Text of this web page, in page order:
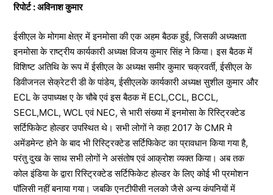
रिपोर्ट : अविनाश कुमार
ईसीएल के मोगमा क्षेत्र में इनमोसा की एक अहम बैठक हुई, जिसकी अध्यक्षता
इनमोसा के राष्ट्रीय कार्यकारी अध्यक्ष विजय कुमार सिंह ने किया। इस बैठक में
विशिष्ट अतिथि के रूप में ईसीएल के अध्यक्ष समीर कुमार चक्रवर्ती, ईसीएल के
डिवीजनल सेक्रेटरी डी के पांडेय, ईसीएलके कार्यकारी अध्यक्ष सुशील कुमार और
ECL के उपाध्यक्ष ए के चौबे एवं इस बैठक में ECL,CCL, BCCL,
SECL,MCL, WCL एवं NEC, से भारी संख्या में इनमोसा के रिस्ट्रिक्टेड
सर्टिफिकेट होल्डर उपस्थित थे। सभी लोगों ने कहा 2017 के CMR मे
अमेंडमेन्ट होने के बाद भी रिस्ट्रिक्टेड सर्टिफिकेट का प्रावधान किया गया है,
परंतु दुख के साथ सभी लोगों ने असंतोष एवं आक्रोश व्यक्त किया। अब तक
कोल इंडिया के द्वारा रिस्ट्रिक्टेड सर्टिफिकेट होल्डर के लिए कोई भी प्रमोशन
पॉलिसी नहीं बनाया गया। जबकि एनटीपीसी नलको जैसे अन्य कंपनियों में